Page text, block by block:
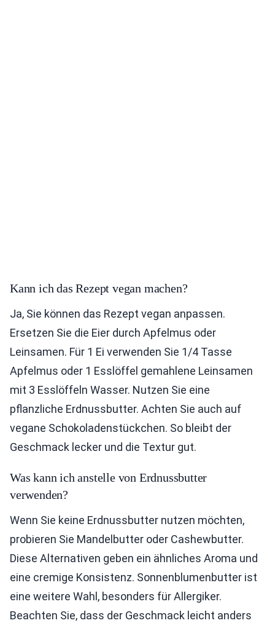
Kann ich das Rezept vegan machen?
Ja, Sie können das Rezept vegan anpassen.
Ersetzen Sie die Eier durch Apfelmus oder
Leinsamen. Für 1 Ei verwenden Sie 1/4 Tasse
Apfelmus oder 1 Esslöffel gemahlene Leinsamen
mit 3 Esslöffeln Wasser. Nutzen Sie eine
pflanzliche Erdnussbutter. Achten Sie auch auf
vegane Schokoladenstückchen. So bleibt der
Geschmack lecker und die Textur gut.
Was kann ich anstelle von Erdnussbutter
verwenden?
Wenn Sie keine Erdnussbutter nutzen möchten,
probieren Sie Mandelbutter oder Cashewbutter.
Diese Alternativen geben ein ähnliches Aroma und
eine cremige Konsistenz. Sonnenblumenbutter ist
eine weitere Wahl, besonders für Allergiker.
Beachten Sie, dass der Geschmack leicht anders